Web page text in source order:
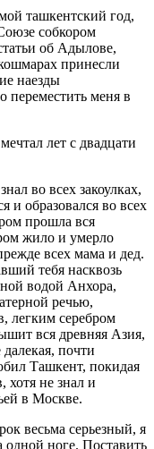
ташкентский год,
собкором
об Адылове,
принесли
наезды
переместить меня в
лет с двадцати
во всех закоулках,
и образовался во всех
прошла вся
жило и умерло
всех мама и дед.
тебя насквозь
водой Анхора,
речью,
легким серебром
вся древняя Азия,
почти
Ташкент, покидая
хотя не знал и
в Москве.
весьма серьезный, я
одной ноге. Поставить